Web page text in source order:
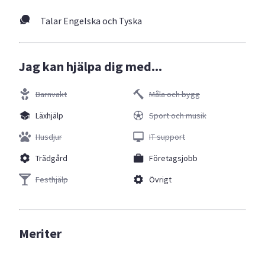
Talar Engelska och Tyska
Jag kan hjälpa dig med...
Barnvakt
Läxhjälp
Husdjur
Trädgård
Festhjälp
Måla och bygg
Sport och musik
IT support
Företagsjobb
Övrigt
Meriter